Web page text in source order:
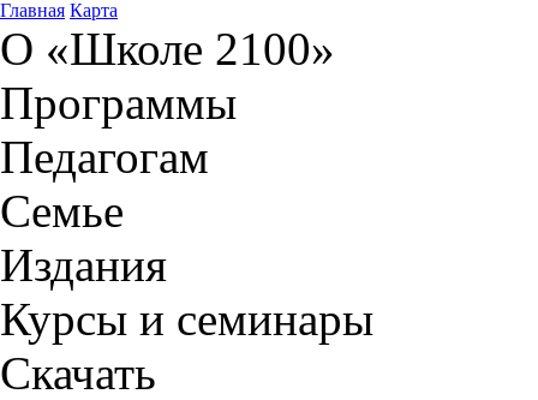
Главная Карта
О «Школе 2100»
Программы
Педагогам
Семье
Издания
Курсы и семинары
Скачать